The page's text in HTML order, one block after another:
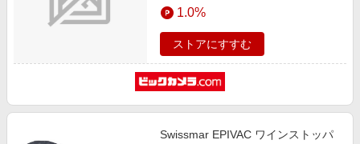
1.0%
ストアにすすむ
Swissmar EPIVAC ワインストッパ